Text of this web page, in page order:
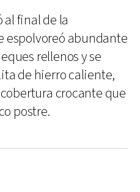
final de la
espolvoreó abundante
rellenos y se
de hierro caliente,
crocante que
postre.